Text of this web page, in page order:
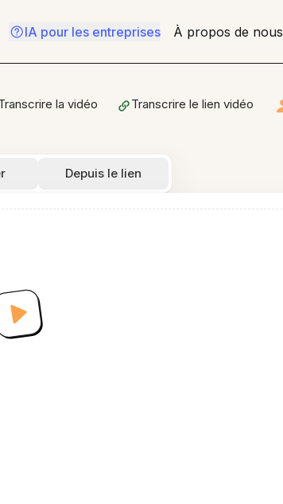
IA pour les entreprises À propos de nous
la vidéo Transcrire le lien vidéo
Depuis le lien